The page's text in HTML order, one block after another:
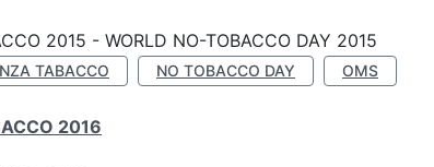
2015 - WORLD NO-TOBACCO DAY 2015
TABACCO NO TOBACCO DAY OMS
2016